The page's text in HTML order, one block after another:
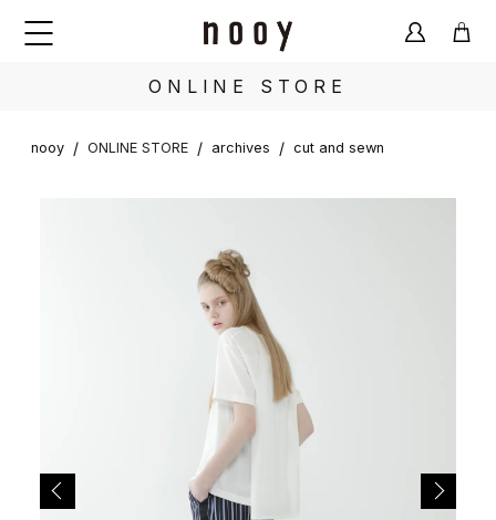
ONLINE STORE
nooy / ONLINE STORE / archives / cut and sewn